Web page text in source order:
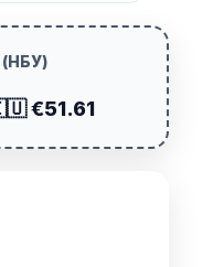
€51.61